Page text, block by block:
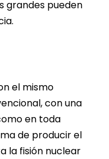
grandes pueden
el mismo
con una
en toda
de producir el
la fisión nuclear